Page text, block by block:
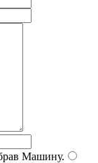
Машину.